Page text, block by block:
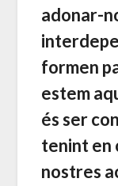
adonar-
formen
estem
és ser
tenint en
nostres